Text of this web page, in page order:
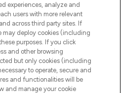
Share My Personal
GÉNÉRALES
experiences, analyze and
users with more relevant
across third party sites. If
may deploy cookies (including
purposes. If you click
and other browsing
but only cookies (including
to operate, secure and
and functionalities will be
and manage your cookie